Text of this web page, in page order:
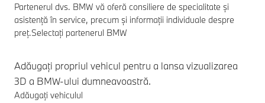
Partenerul dvs. BMW vă oferă consiliere de specialitate și
asistență în service, precum și informații individuale despre
preț.Selectați partenerul BMW
Adăugați propriul vehicul pentru a lansa vizualizarea
3D a BMW-ului dumneavoastră.
Adăugați vehiculul